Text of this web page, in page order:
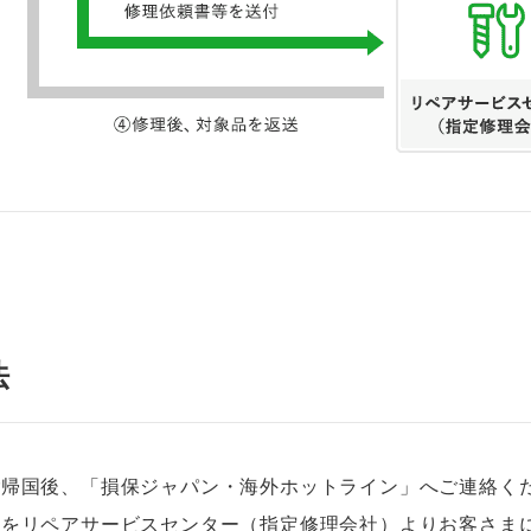
国後、「損保ジャパン・海外ホットライン」へご連絡く
リペアサービスセンター（指定修理会社）よりお客さま